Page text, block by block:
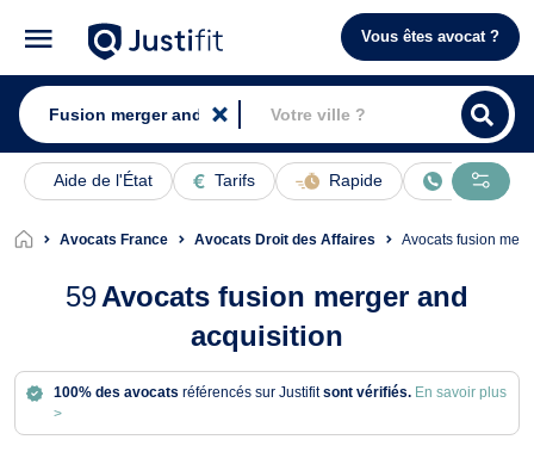
Vous êtes avocat ?
Aide de l'État Tarifs Rapide En ligne
Avocats France Avocats Droit des Affaires Avocats fusion
59Avocats fusion merger and
acquisition
100% des avocats référencés sur Justifitsont vérifiés. En savoir plus
>